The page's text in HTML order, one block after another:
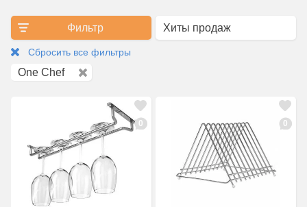
Фильтр
Сбросить все фильтры
One Chef
0 0